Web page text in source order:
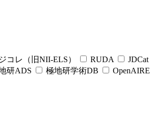
コレ（旧NII-ELS） RUDA JDCat
研ADS 極地研学術DB OpenAIRE